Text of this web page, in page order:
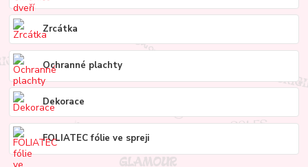
Zrcátka
Ochranné plachty
Dekorace
FOLIATEC fólie ve spreji